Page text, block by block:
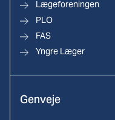
Lægeforeningen
PLO
FAS
Yngre Læger
Genveje